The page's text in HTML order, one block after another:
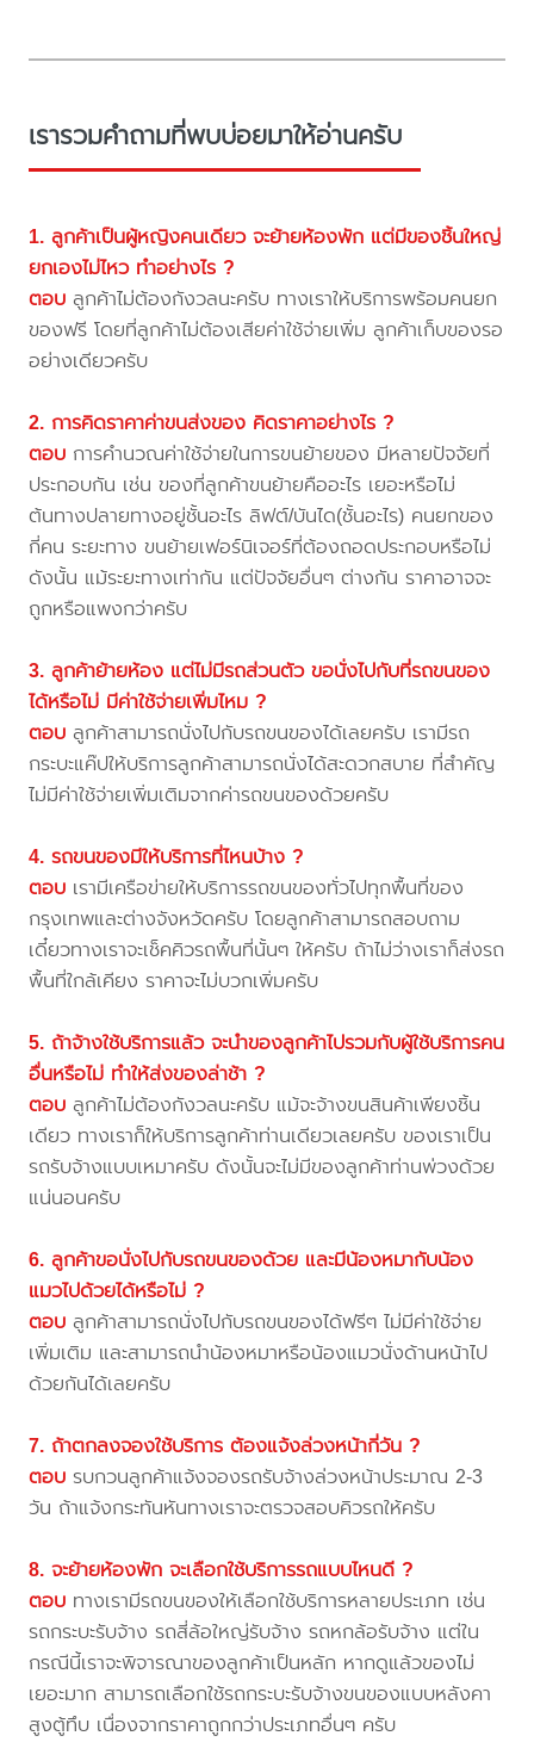
เรารวมคำถามที่พบบ่อยมาให้อ่านครับ
1. ลูกค้าเป็นผู้หญิงคนเดียว จะย้ายห้องพัก แต่มีของชิ้นใหญ่
ยกเองไม่ไหว ทำอย่างไร ?
ตอบ ลูกค้าไม่ต้องกังวลนะครับ ทางเราให้บริการพร้อมคนยก
ของฟรี โดยที่ลูกค้าไม่ต้องเสียค่าใช้จ่ายเพิ่ม ลูกค้าเก็บของรอ
อย่างเดียวครับ
2. การคิดราคาค่าขนส่งของ คิดราคาอย่างไร ?
ตอบ การคำนวณค่าใช้จ่ายในการขนย้ายของ มีหลายปัจจัยที่
ประกอบกัน เช่น ของที่ลูกค้าขนย้ายคืออะไร เยอะหรือไม่
ต้นทางปลายทางอยู่ชั้นอะไร ลิฟต์/บันได(ชั้นอะไร) คนยกของ
กี่คน ระยะทาง ขนย้ายเฟอร์นิเจอร์ที่ต้องถอดประกอบหรือไม่
ดังนั้น แม้ระยะทางเท่ากัน แต่ปัจจัยอื่นๆ ต่างกัน ราคาอาจจะ
ถูกหรือแพงกว่าครับ
3. ลูกค้าย้ายห้อง แต่ไม่มีรถส่วนตัว ขอนั่งไปกับที่รถขนของ
ได้หรือไม่ มีค่าใช้จ่ายเพิ่มไหม ?
ตอบ ลูกค้าสามารถนั่งไปกับรถขนของได้เลยครับ เรามีรถ
กระบะแค๊ปให้บริการลูกค้าสามารถนั่งได้สะดวกสบาย ที่สำคัญ
ไม่มีค่าใช้จ่ายเพิ่มเติมจากค่ารถขนของด้วยครับ
4. รถขนของมีให้บริการที่ไหนบ้าง ?
ตอบ เรามีเครือข่ายให้บริการรถขนของทั่วไปทุกพื้นที่ของ
กรุงเทพและต่างจังหวัดครับ โดยลูกค้าสามารถสอบถาม
เดี๋ยวทางเราจะเช็คคิวรถพื้นที่นั้นๆ ให้ครับ ถ้าไม่ว่างเราก็ส่งรถ
พื้นที่ใกล้เคียง ราคาจะไม่บวกเพิ่มครับ
5. ถ้าจ้างใช้บริการแล้ว จะนำของลูกค้าไปรวมกับผู้ใช้บริการคน
อื่นหรือไม่ ทำให้ส่งของล่าช้า ?
ตอบ ลูกค้าไม่ต้องกังวลนะครับ แม้จะจ้างขนสินค้าเพียงชิ้น
เดียว ทางเราก็ให้บริการลูกค้าท่านเดียวเลยครับ ของเราเป็น
รถรับจ้างแบบเหมาครับ ดังนั้นจะไม่มีของลูกค้าท่านพ่วงด้วย
แน่นอนครับ
6. ลูกค้าขอนั่งไปกับรถขนของด้วย และมีน้องหมากับน้อง
แมวไปด้วยได้หรือไม่ ?
ตอบ ลูกค้าสามารถนั่งไปกับรถขนของได้ฟรีๆ ไม่มีค่าใช้จ่าย
เพิ่มเติม และสามารถนำน้องหมาหรือน้องแมวนั่งด้านหน้าไป
ด้วยกันได้เลยครับ
7. ถ้าตกลงจองใช้บริการ ต้องแจ้งล่วงหน้ากี่วัน ?
ตอบ รบกวนลูกค้าแจ้งจองรถรับจ้างล่วงหน้าประมาณ 2-3
วัน ถ้าแจ้งกระทันหันทางเราจะตรวจสอบคิวรถให้ครับ
8. จะย้ายห้องพัก จะเลือกใช้บริการรถแบบไหนดี ?
ตอบ ทางเรามีรถขนของให้เลือกใช้บริการหลายประเภท เช่น
รถกระบะรับจ้าง รถสี่ล้อใหญ่รับจ้าง รถหกล้อรับจ้าง แต่ใน
กรณีนี้เราจะพิจารณาของลูกค้าเป็นหลัก หากดูแล้วของไม่
เยอะมาก สามารถเลือกใช้รถกระบะรับจ้างขนของแบบหลังคา
สูงตู้ทึบ เนื่องจากราคาถูกกว่าประเภทอื่นๆ ครับ